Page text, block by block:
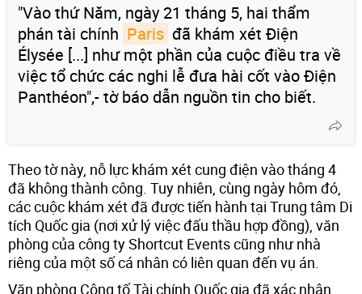
"Vào thứ Năm, ngày 21 tháng 5, hai thẩm
phán tài chính Paris đã khám xét Điện
Élysée [...] như một phần của cuộc điều tra về
việc tổ chức các nghi lễ đưa hài cốt vào Điện
Panthéon",- tờ báo dẫn nguồn tin cho biết.
Theo tờ này, nỗ lực khám xét cung điện vào tháng 4
đã không thành công. Tuy nhiên, cùng ngày hôm đó,
các cuộc khám xét đã được tiến hành tại Trung tâm Di
tích Quốc gia (nơi xử lý việc đấu thầu hợp đồng), văn
phòng của công ty Shortcut Events cũng như nhà
riêng của một số cá nhân có liên quan đến vụ án.
Văn phòng Công tố Tài chính Quốc gia đã xác nhận